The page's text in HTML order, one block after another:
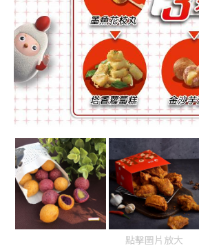
點擊圖片放大